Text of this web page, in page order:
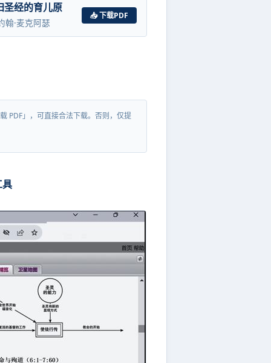
圣经的育儿原
翰·麦克阿瑟
📥 下载PDF
PDF」，可直接合法下载。否则，仅提
具